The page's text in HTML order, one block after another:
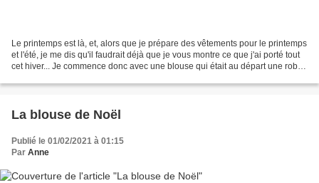
Le printemps est là, et, alors que je prépare des vêtements pour le printemps
et l'été, je me dis qu'il faudrait déjà que je vous montre ce que j'ai porté tout
cet hiver... Je commence donc avec une blouse qui était au départ une robe.
La blouse de Noël
Publié le 01/02/2021 à 01:15
Par Anne